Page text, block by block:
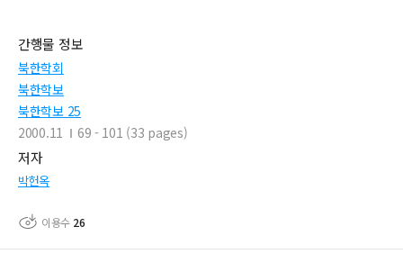
간행물 정보
북한학회
북한학보
북한학보 25
2000.11
69 - 101 (33 pages)
저자
박헌옥
이용수 26